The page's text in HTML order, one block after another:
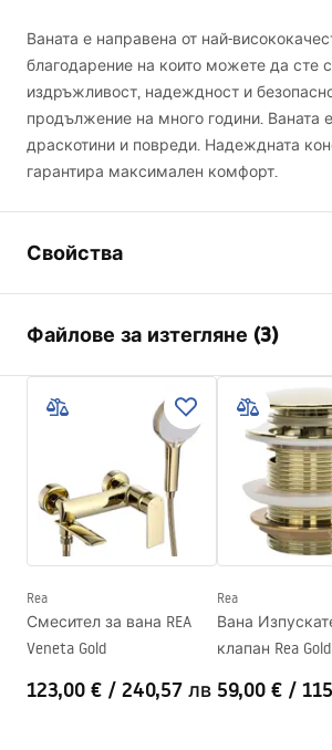
Ваната е направена от най-
благодарение на които можете да сте
издръжливост, надеждност и
продължение на много години. Ваната
драскотини и повреди. Надеждната
гарантира максимален комфорт.
Свойства
Цвят
Бял
Материал
Акрил
Дължина
1690mm
795mm
Височина
580mm
Страна на монтаж
Дясна
Сифон и тапа включени
Да
Гаранция
Файлове за изтегляне (3)
Instrukcja_wanien_naro__nych.pdf
Информация за безопасност
WARUNKI_BEZPIECZENSTWA_WANNY.pdf
Гаранционни условия
Rea
Смесител за вана REA
Veneta Gold
123,00 € / 240,57 лв
Rea
Вана
клапан Rea
59,00 € /